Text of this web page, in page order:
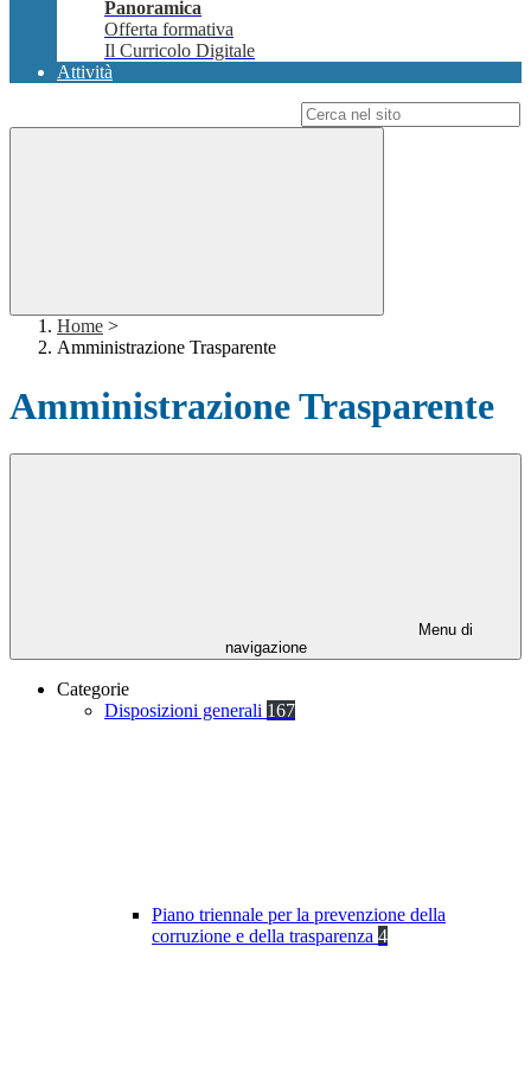
Panoramica
Offerta formativa
Il Curricolo Digitale
Attività
Home >
Amministrazione Trasparente
Amministrazione Trasparente
Menu di
navigazione
Categorie
Disposizioni generali 167
Piano triennale per la prevenzione della
corruzione e della trasparenza 4